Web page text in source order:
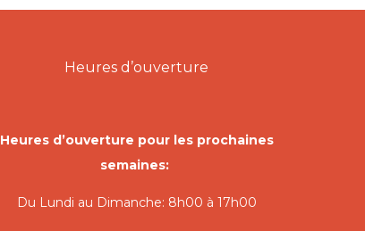
Heures d’ouverture
Heures d’ouverture pour les prochaines
semaines:
Du Lundi au Dimanche: 8h00 à 17h00